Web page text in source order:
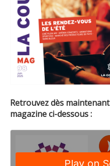
Retrouvez dès
magazine ci-dessous :